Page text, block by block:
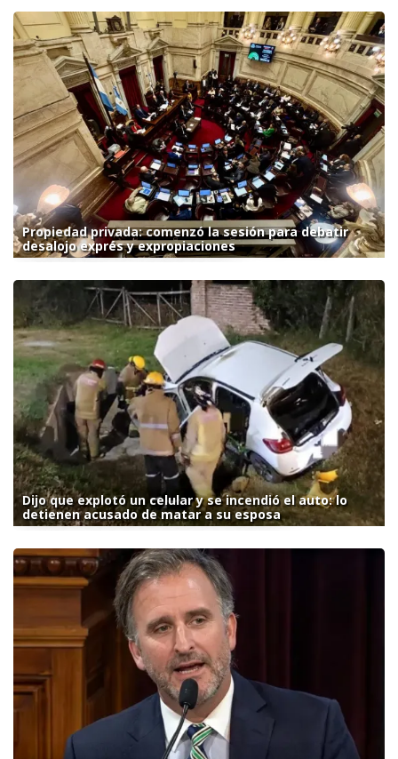
Propiedad privada: comenzó la sesión para debatir
desalojo exprés y expropiaciones
Dijo que explotó un celular y se incendió el auto: lo
detienen acusado de matar a su esposa